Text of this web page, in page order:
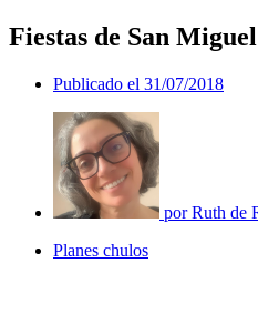
Fiestas de San
Publicado el 31/07/2018
porRuth de
Planes chulos